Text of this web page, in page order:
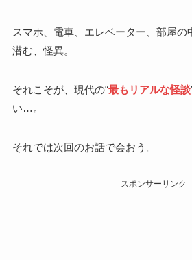
スマホ、電車、エレベーター、部屋
潜む、怪異。
それこそが、現代の“最もリアルな怪談
い…。
それでは次回のお話で会おう。
スポンサーリンク